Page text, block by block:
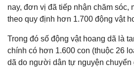
nay, đơn vị đã tiếp nhận chăm
theo quy định hơn 1.700 động vật
Trong đó số động vật hoang dã là
chính có hơn 1.600 con (thuộc 26
dã do người dân tự nguyện chuyển